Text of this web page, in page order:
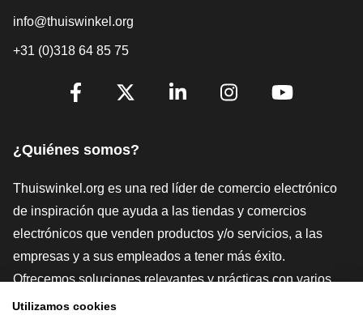
info@thuiswinkel.org
+31 (0)318 64 85 75
[_General:SocialMediaTitle]
¿Quiénes somos?
Thuiswinkel.org es una red líder de comercio electrónico
de inspiración que ayuda a las tiendas y comercios
electrónicos que venden productos y/o servicios, a las
empresas y a sus empleados a tener más éxito.
Ofrecemos soluciones relevantes y prácticas con varios
sellos de confianza, Thuiswinkel Reviews, herramientas y
Utilizamos cookies